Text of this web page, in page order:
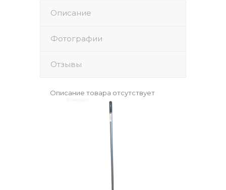
Описание
Фотографии
Отзывы
Описание товара отсутствует